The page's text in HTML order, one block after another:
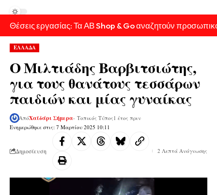
Θέσεις εργασίας: Τα ΑΒ Shop & Go αναζητούν
ΕΛΛΑΔΑ
Ο Μιλτιάδης Βαρβιτσιώτης,
για τους θανάτους τεσσάρων
παιδιών και μίας γυναίκας
Ενημερώθηκε στις: 7 Μαρτίου 2025 10:11
ΑπόΧαϊδάρι Σήμερα- Τοπικός Τύπος 1 έτος πριν
Δημοσίευση 2 Λεπτά Ανάγνωσης